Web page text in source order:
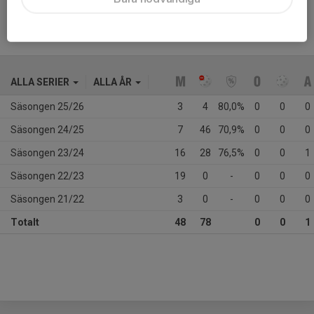
ALLA SERIER ALLA ÅR
Säsongen 25/26 3 4 80,0% 0 0 0
Säsongen 24/25 7 46 70,9% 0 0 0
Säsongen 23/24 16 28 76,5% 0 0 1
Säsongen 22/23 19 0 - 0 0 0
Säsongen 21/22 3 0 - 0 0 0
Totalt 48 78 0 0 1